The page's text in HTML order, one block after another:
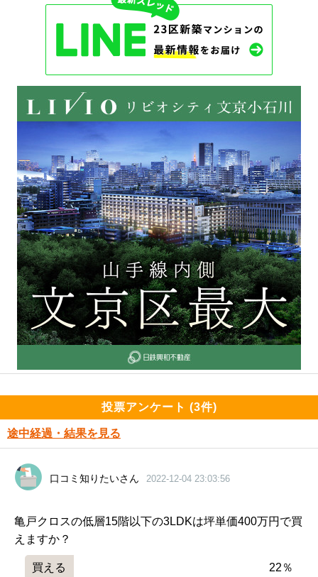
投票アンケート (3件)
途中経過・結果を見る
口コミ知りたいさん 2022-12-04 23:03:56
亀戸クロスの低層15階以下の3LDKは坪単価400万円で買
えますか？
買える 22％